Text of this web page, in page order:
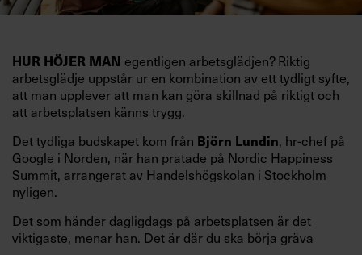
HUR HÖJER MAN egentligen arbetsglädjen? Riktig
arbetsglädje uppstår ur en kombination av ett tydligt syfte,
att man upplever att man kan göra skillnad på riktigt och
att arbetsplatsen känns trygg.
Det tydliga budskapet kom från Björn Lundin, hr-chef på
Google i Norden, när han pratade på Nordic Happiness
Summit, arrangerat av Handelshögskolan i Stockholm
nyligen.
Det som händer dagligdags på arbetsplatsen är det
viktigaste, menar han. Det är där du ska börja gräva